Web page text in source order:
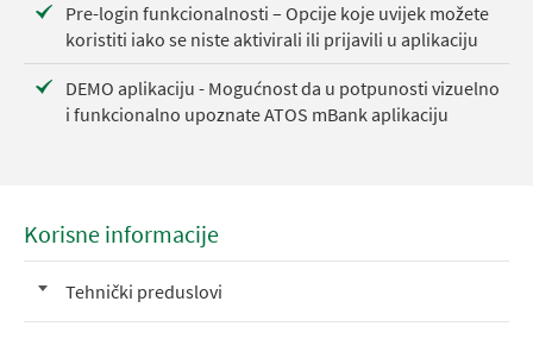
Pre-login funkcionalnosti – Opcije koje uvijek možete
koristiti iako se niste aktivirali ili prijavili u aplikaciju
DEMO aplikaciju - Mogućnost da u potpunosti vizuelno
i funkcionalno upoznate ATOS mBank aplikaciju
Korisne informacije
Tehnički preduslovi